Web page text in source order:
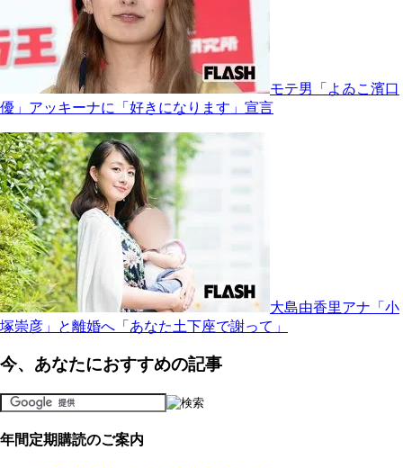
モテ男「よゐこ濱口
優」アッキーナに「好きになります」宣言
大島由香里アナ「小
塚崇彦」と離婚へ「あなた土下座で謝って」
今、あなたにおすすめの記事
年間定期購読のご案内